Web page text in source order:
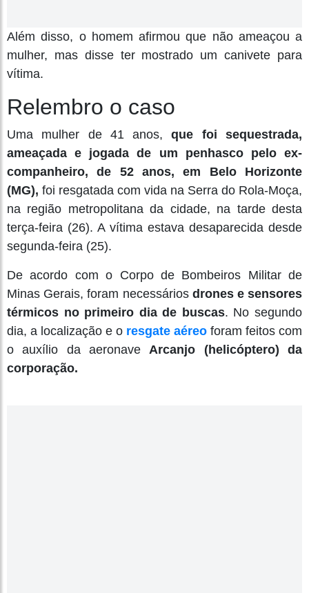
Além disso, o homem afirmou que não ameaçou a
mulher, mas disse ter mostrado um canivete para
vítima.
Relembro o caso
Uma mulher de 41 anos,que foi sequestrada,
ameaçada e jogada de um penhasco pelo ex-
companheiro, de 52 anos, em Belo Horizonte
(MG), foi resgatada com vida na Serra do Rola-Moça,
na região metropolitana da cidade, na tarde desta
terça-feira (26). A vítima estava desaparecida desde
segunda-feira (25).
De acordo com o Corpo de Bombeiros Militar de
Minas Gerais, foram necessários drones e sensores
térmicos no primeiro dia de buscas. No segundo
dia, a localização e o resgate aéreo foram feitos com
o auxílio da aeronave Arcanjo (helicóptero) da
corporação.